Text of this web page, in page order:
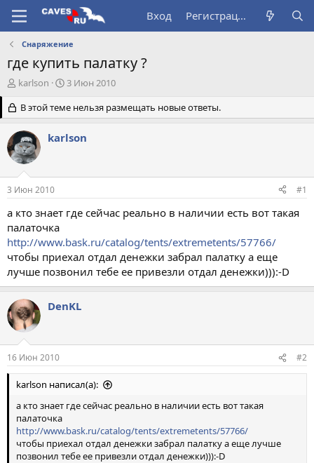
Вход Регистрация
Снаряжение
где купить палатку ?
А
т
о
р
т
е
м
karlson
Д
т
а
н
а
а
3 Июн 2010
В этой теме нельзя размещать новые ответы.
karlson
3 Июн 2010 #1
а кто знает где сейчас реально в наличии есть вот такая
палаточка
http://www.bask.ru/catalog/tents/extremetents/57766/
чтобы приехал отдал денежки забрал палатку а еще
лучше позвонил тебе ее привезли отдал денежки))):-D
DenKL
16 Июн 2010 #2
karlson написал(а):
а кто знает где сейчас реально в наличии есть вот такая
палаточка
http://www.bask.ru/catalog/tents/extremetents/57766/
чтобы приехал отдал денежки забрал палатку а еще лучше
позвонил тебе ее привезли отдал денежки))):-D